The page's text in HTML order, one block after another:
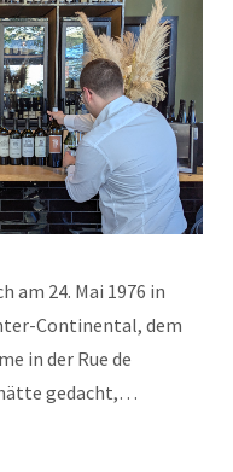
am 24. Mai 1976 in
Continental, dem
in der Rue de
gedacht,…